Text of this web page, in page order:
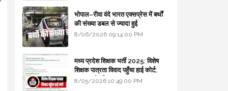
भोपाल–रीवा वंदे भारत एक्सप्रेस में बर्थों
की संख्या डबल से ज्यादा हुई
8/06/2026 09:14:00 PM
मध्य प्रदेश शिक्षक भर्ती 2025: विशेष
शिक्षक पात्रता विवाद पहुँचा हाई कोर्ट;
सरकार से माँगा जवाब
8/05/2026 10:49:00 PM